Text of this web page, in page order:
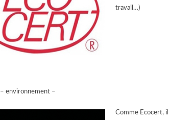
travail…)
– environnement –
Comme Ecocert,